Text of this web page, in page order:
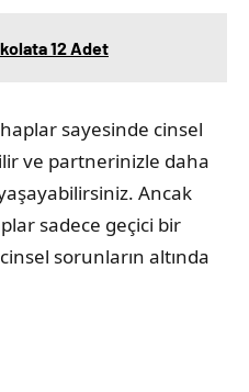
12 Adet
sayesinde cinsel
ve partnerinizle daha
Ancak
sadece geçici bir
sorunların altında